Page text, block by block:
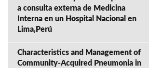
a consulta externa de Medicina
Interna en un Hospital Nacional en
Lima,Perú
Characteristics and Management of
Community-Acquired Pneumonia in